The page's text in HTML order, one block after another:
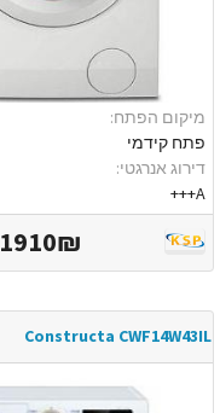
מיקום הפתח:
פתח קידמי
דירוג אנרגטי:
A+++
1910₪
Constructa CWF14W43IL